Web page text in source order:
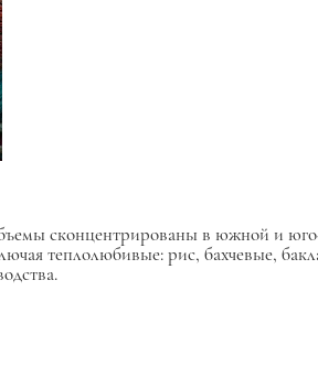
сконцентрированы в южной и
теплолюбивые: рис, бахчевые,